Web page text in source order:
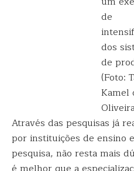
de
dos
de
(Foto:
Kamel
Através das pesquisas já
por instituições de ensino
pesquisa, não resta mais